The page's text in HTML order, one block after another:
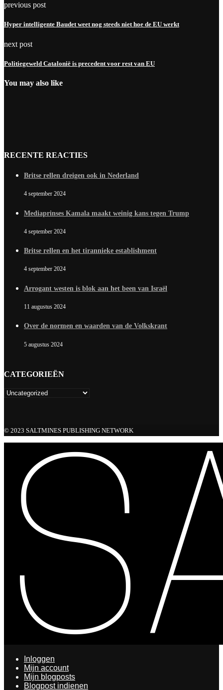
previous post
Hyper intelligente Baudet weet nog steeds niet hoe de EU werkt
next post
Politiegeweld Catalonië is precedent voor rest van EU
You may also like
RECENTE REACTIES
Britse rellen dreigen ook in Nederland
4 september 2024
Mediaprinses Kamala maakt weinig kans tegen Trump
4 september 2024
Britse rellen en het tirannieke establishment
4 september 2024
Arrogant westen is blok aan het been van Israël
11 augustus 2024
Over de normen en waarden van de Volkskrant
5 augustus 2024
CATEGORIEËN
© 2023 SALTMINES PUBLISHING NETWORK
Inloggen
Mijn account
Mijn blogposts
Blogpost indienen